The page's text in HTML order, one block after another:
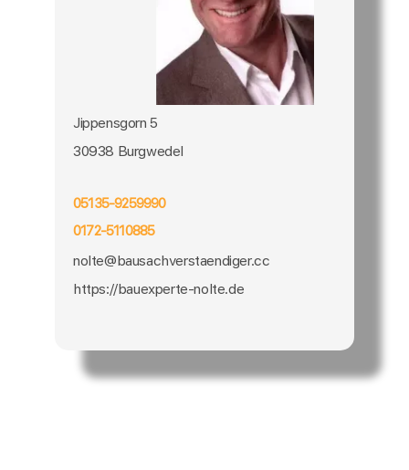
Jippensgorn 5
30938 Burgwedel
05135-9259990
0172-5110885
nolte@bausachverstaendiger.cc
https://bauexperte-nolte.de